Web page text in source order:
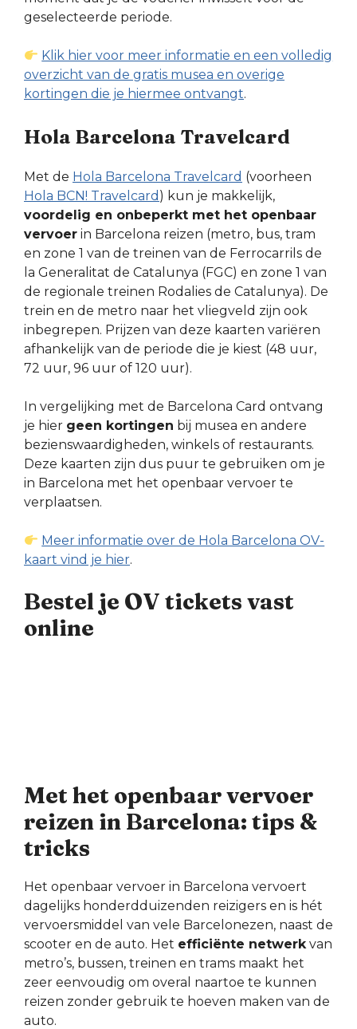
geselecteerde periode.
Klik hier voor meer informatie en een volledig
overzicht van de gratis musea en overige
kortingen die je hiermee ontvangt.
Hola Barcelona Travelcard
Met de Hola Barcelona Travelcard (voorheen
Hola BCN! Travelcard ) kun je makkelijk,
voordelig en onbeperkt met het openbaar
vervoer in Barcelona reizen (metro, bus, tram
en zone 1 van de treinen van de Ferrocarrils de
la Generalitat de Catalunya (FGC) en zone 1 van
de regionale treinen Rodalies de Catalunya). De
trein en de metro naar het vliegveld zijn ook
inbegrepen. Prijzen van deze kaarten variëren
afhankelijk van de periode die je kiest (48 uur,
72 uur, 96 uur of 120 uur).
In vergelijking met de Barcelona Card ontvang
je hier geen kortingen bij musea en andere
bezienswaardigheden, winkels of restaurants.
Deze kaarten zijn dus puur te gebruiken om je
in Barcelona met het openbaar vervoer te
verplaatsen.
Meer informatie over de Hola Barcelona OV-
kaart vind je hier.
Bestel je OV tickets vast
online
Met het openbaar vervoer
reizen in Barcelona: tips &
tricks
Het openbaar vervoer in Barcelona vervoert
dagelijks honderdduizenden reizigers en is hét
vervoersmiddel van vele Barcelonezen, naast de
scooter en de auto. Het efficiënte netwerkvan
metro’s, bussen, treinen en trams maakt het
zeer eenvoudig om overal naartoe te kunnen
reizen zonder gebruik te hoeven maken van de
auto.